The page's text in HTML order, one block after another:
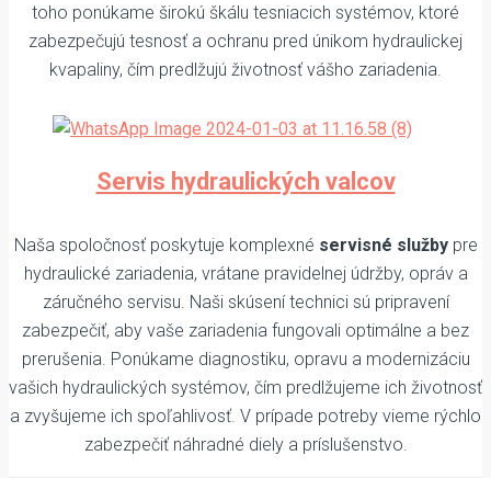
toho ponúkame širokú škálu tesniacich systémov, ktoré
zabezpečujú tesnosť a ochranu pred únikom hydraulickej
kvapaliny, čím predlžujú životnosť vášho zariadenia.
Servis hydraulických valcov
Naša spoločnosť poskytuje komplexné servisné službypre
hydraulické zariadenia, vrátane pravidelnej údržby, opráv a
záručného servisu. Naši skúsení technici sú pripravení
zabezpečiť, aby vaše zariadenia fungovali optimálne a bez
prerušenia. Ponúkame diagnostiku, opravu a modernizáciu
vašich hydraulických systémov, čím predlžujeme ich životnosť
a zvyšujeme ich spoľahlivosť. V prípade potreby vieme rýchlo
zabezpečiť náhradné diely a príslušenstvo.